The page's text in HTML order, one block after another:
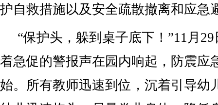
护自救措施以及安全疏散撤离和应急
“保护头，躲到桌子底下！”11月
着急促的警报声在园内响起，防震应
始。所有教师迅速到位，沉着引导幼